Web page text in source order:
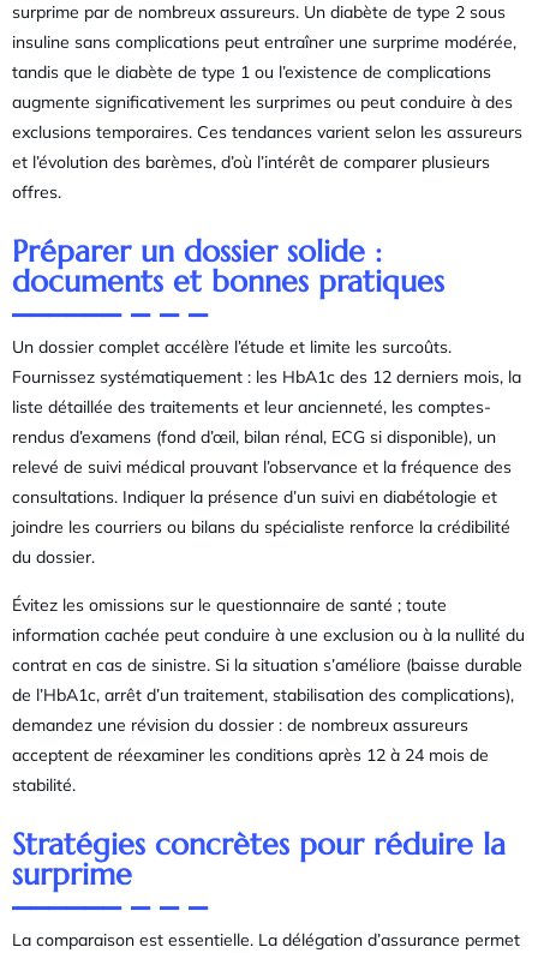
surprime par de nombreux assureurs. Un diabète de type 2 sous
insuline sans complications peut entraîner une surprime modérée,
tandis que le diabète de type 1 ou l’existence de complications
augmente significativement les surprimes ou peut conduire à des
exclusions temporaires. Ces tendances varient selon les assureurs
et l’évolution des barèmes, d’où l’intérêt de comparer plusieurs
offres.
Préparer un dossier solide :
documents et bonnes pratiques
Un dossier complet accélère l’étude et limite les surcoûts.
Fournissez systématiquement : les HbA1c des 12 derniers mois, la
liste détaillée des traitements et leur ancienneté, les comptes-
rendus d’examens (fond d’œil, bilan rénal, ECG si disponible), un
relevé de suivi médical prouvant l’observance et la fréquence des
consultations. Indiquer la présence d’un suivi en diabétologie et
joindre les courriers ou bilans du spécialiste renforce la crédibilité
du dossier.
Évitez les omissions sur le questionnaire de santé ; toute
information cachée peut conduire à une exclusion ou à la nullité du
contrat en cas de sinistre. Si la situation s’améliore (baisse durable
de l’HbA1c, arrêt d’un traitement, stabilisation des complications),
demandez une révision du dossier : de nombreux assureurs
acceptent de réexaminer les conditions après 12 à 24 mois de
stabilité.
Stratégies concrètes pour réduire la
surprime
La comparaison est essentielle. La délégation d’assurance permet